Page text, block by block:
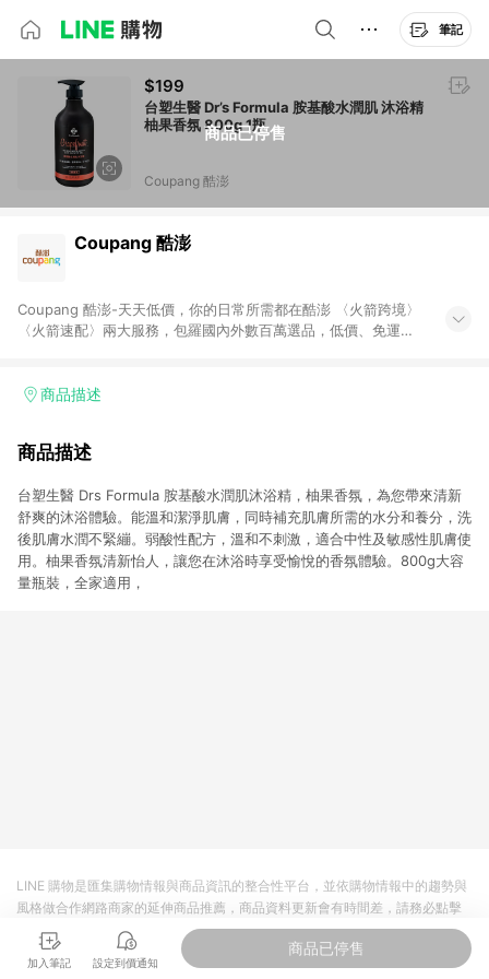
筆記
商品已停售
$199
台塑生醫 Dr’s Formula 胺基酸水潤肌 沐浴精
柚果香氛 800g 1瓶
Coupang 酷澎
Coupang 酷澎
Coupang 酷澎-天天低價，你的日常所需都在酷澎 〈火箭跨境〉
〈火箭速配〉兩大服務，包羅國內外數百萬選品，低價、免運，
加入WOW會員告別湊免運，火箭速配、火箭跨境優質選品不限金
商品描述
商品描述
台塑生醫 Drs Formula 胺基酸水潤肌沐浴精，柚果香氛，為您帶來清新
舒爽的沐浴體驗。能溫和潔淨肌膚，同時補充肌膚所需的水分和養分，洗
後肌膚水潤不緊繃。弱酸性配方，溫和不刺激，適合中性及敏感性肌膚使
用。柚果香氛清新怡人，讓您在沐浴時享受愉悅的香氛體驗。800g大容
量瓶裝，全家適用，
加入筆記 設定到價通知
商品已停售
LINE 購物是匯集購物情報與商品資訊的整合性平台，並依購物情報中的趨勢與
風格做合作網路商家的延伸商品推薦，商品資料更新會有時間差，請務必點擊
商品至各合作網路商家，確認現售價與購物條件，一切資訊以合作廠商網頁為
準。